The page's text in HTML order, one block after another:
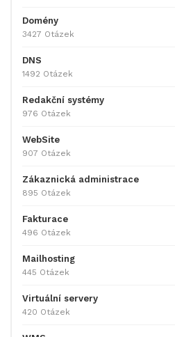
Domény
3427 Otázek
DNS
1492 Otázek
Redakční systémy
976 Otázek
WebSite
907 Otázek
Zákaznická administrace
895 Otázek
Fakturace
496 Otázek
Mailhosting
445 Otázek
Virtuální servery
420 Otázek